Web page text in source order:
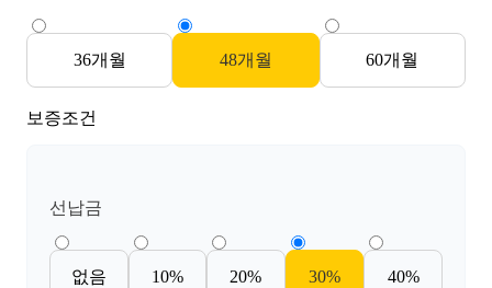
36개월 48개월 60개월
보증조건
선납금
없음 10% 20% 30% 40%